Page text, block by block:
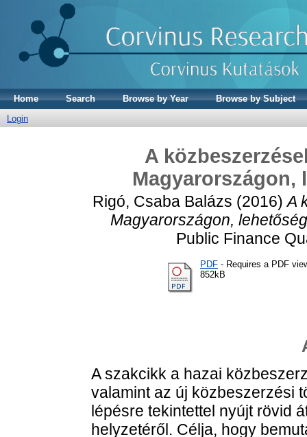
Home Search Browse by Year
Browse by Subject
Login
A
Magyarországon,
Rigó, Csaba Balázs (2016)A
Magyarországon,
Public Finance
PDF - Requires a PDF
852kB
A szakcikk a hazai
valamint az új közbeszerzési
lépésre tekintettel nyújt rövid
helyzetéről. Célja, hogy